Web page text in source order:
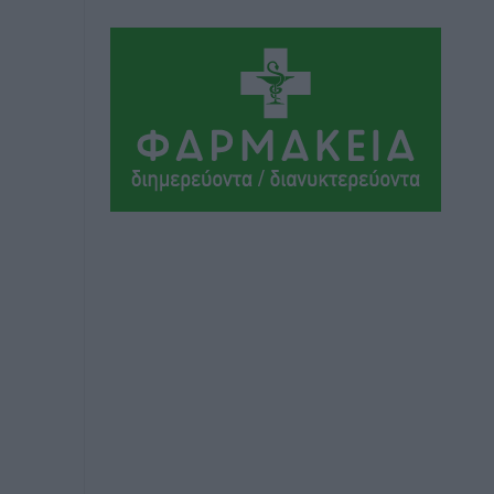
αναζητά το υπουργείο
πριν 3 ώρες
Νέες τουρκικές παραβιάσεις στο Αιγαίο
– Μία εμπλοκή με ελληνικά μαχητικά
Ειδήσεις πριν 3 ώρες